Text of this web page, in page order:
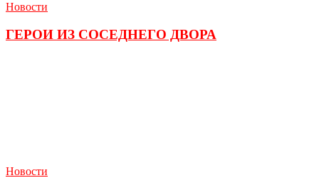
Новости
ГЕРОИ ИЗ СОСЕДНЕГО ДВОРА
Новости